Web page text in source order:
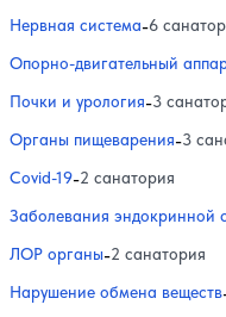
Нервная система-6
Опорно-двигательный
Почки и урология-3
Органы пищеварения-3
Covid-19-2 санатория
Заболевания эндокринной
ЛОР органы-2 санатория
Нарушение обмена веществ